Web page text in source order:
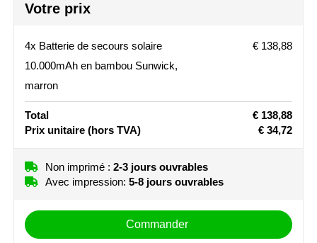
Sophie Muval
Stanley
TACX
Victorinox
Avant haut article (65 x 8 mm)
En bas de l'article (65 x 15 mm)
Non imprimé
Arriere haut article (65 x 60 mm)
Graver
Votre prix
4x Batterie de secours solaire
10.000mAh en bambou Sunwick,
marron
€ 138,88
Total
€ 138,88
Prix unitaire (hors TVA) € 34,72
Non imprimé : 2-3 jours ouvrables
Avec impression: 5-8 jours ouvrables
Commander